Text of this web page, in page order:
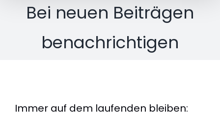
Bei neuen Beiträgen
benachrichtigen
Immer auf dem laufenden bleiben: